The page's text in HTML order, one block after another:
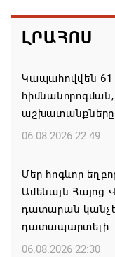
ԼՐԱՀՈՍ
Կապահովվեն
աշխատանքները
06.08.2026 22:49
Մեր հոգևոր
Ամենայն
դատարան
դատապարտելի.
06.08.2026 22:30